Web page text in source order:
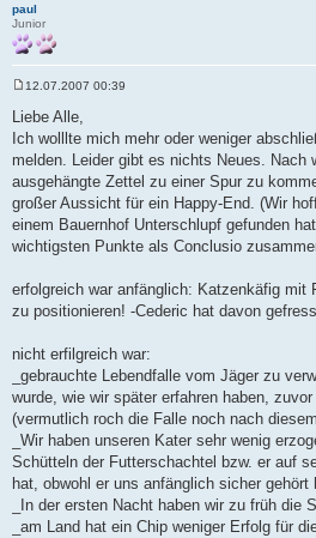
paul
Junior
e
i
t
r
a
g
12.07.2007 00:39
Liebe Alle,
Ich wolllte mich mehr oder weniger
melden. Leider gibt es nichts Neues. Nach
ausgehängte Zettel zu einer Spur zu
großer Aussicht für ein Happy-End. (Wir
einem Bauernhof Unterschlupf gefunden
wichtigsten Punkte als Conclusio
erfolgreich war anfänglich: Katzenkäfig mit
zu positionieren! -Cederic hat davon
nicht erfilgreich war:
_gebrauchte Lebendfalle vom Jäger zu
wurde, wie wir später erfahren haben,
(vermutlich roch die Falle noch nach
_Wir haben unseren Kater sehr wenig
Schütteln der Futterschachtel bzw. er auf
hat, obwohl er uns anfänglich sicher gehört
_In der ersten Nacht haben wir zu früh die
_am Land hat ein Chip weniger Erfolg für